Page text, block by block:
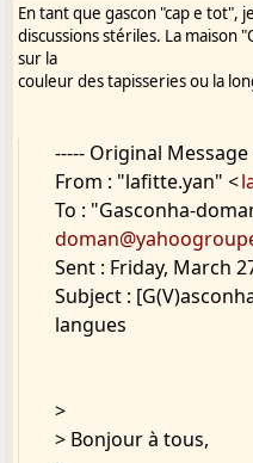
En tant que gascon "cap e tot",
discussions stériles. La maison
sur la
couleur des tapisseries ou la
----- Original Message
From : "lafitte.yan" <
To : "Gasconha-
Sent : Friday, March
Subject :
langues
>
> Bonjour à tous,